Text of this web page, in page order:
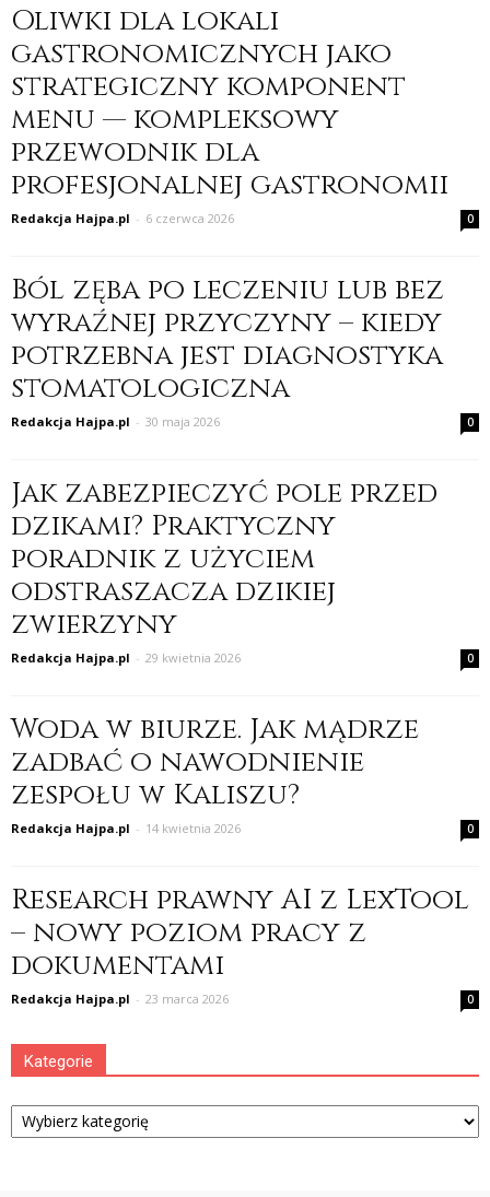
Oliwki dla lokali
gastronomicznych jako
strategiczny komponent
menu — kompleksowy
przewodnik dla
profesjonalnej gastronomii
Redakcja Hajpa.pl - 6 czerwca 2026 0
Ból zęba po leczeniu lub bez
wyraźnej przyczyny – kiedy
potrzebna jest diagnostyka
stomatologiczna
Redakcja Hajpa.pl - 30 maja 2026 0
Jak zabezpieczyć pole przed
dzikami? Praktyczny
poradnik z użyciem
odstraszacza dzikiej
zwierzyny
Redakcja Hajpa.pl - 29 kwietnia 2026 0
Woda w biurze. Jak mądrze
zadbać o nawodnienie
zespołu w Kaliszu?
Redakcja Hajpa.pl - 14 kwietnia 2026 0
Research prawny AI z LexTool
– nowy poziom pracy z
dokumentami
Redakcja Hajpa.pl - 23 marca 2026 0
Kategorie
Kategorie